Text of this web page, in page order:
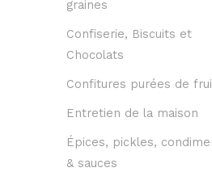
graines
Confiserie, Biscuits et
Chocolats
Confitures purées de
Entretien de la maison
Épices, pickles,
& sauces